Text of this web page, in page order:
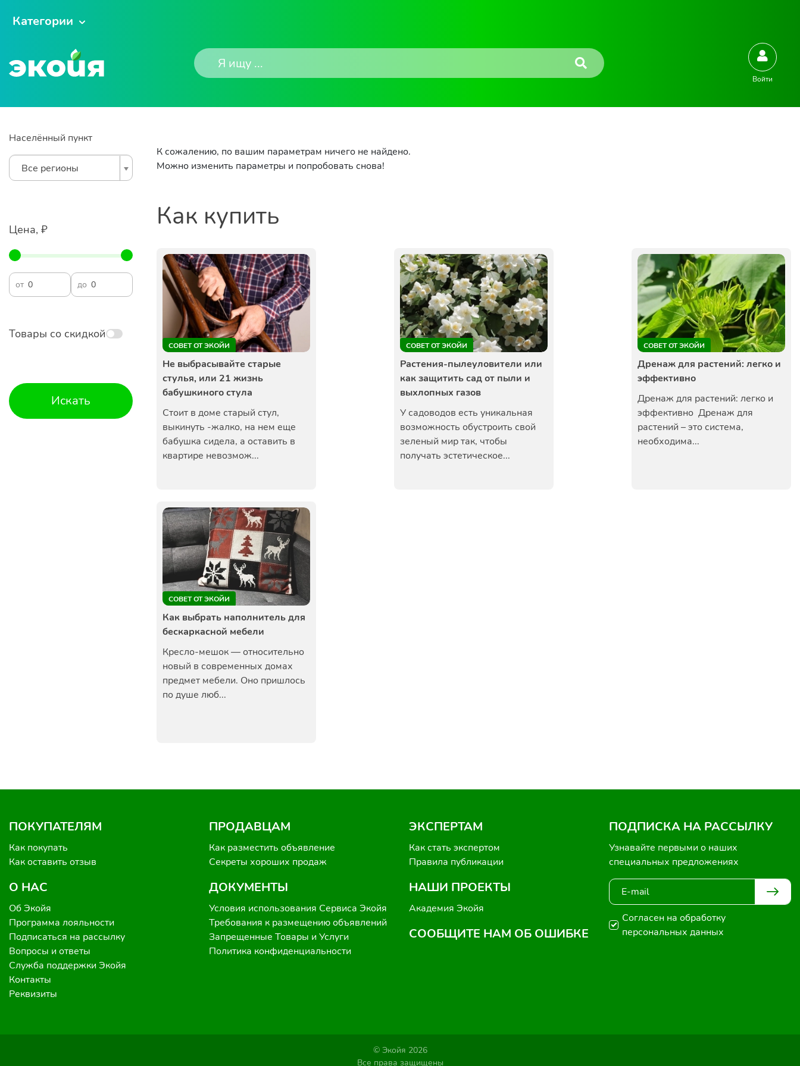
Категории
Войти
Населённый пункт
Все регионы
Цена, ₽
от до
Товары со скидкой
Искать
К сожалению, по вашим параметрам ничего не найдено.
Можно изменить параметры и попробовать снова!
Как купить
СОВЕТ ОТ ЭКОЙИ
Не выбрасывайте старые
стулья, или 21 жизнь
бабушкиного стула
Стоит в доме старый стул,
выкинуть -жалко, на нем еще
бабушка сидела, а оставить в
квартире невозмож...
СОВЕТ ОТ ЭКОЙИ
Растения-пылеуловители или
как защитить сад от пыли и
выхлопных газов
У садоводов есть уникальная
возможность обустроить свой
зеленый мир так, чтобы
получать эстетическое...
СОВЕТ ОТ ЭКОЙИ
Дренаж для растений: легко и
эффективно
Дренаж для растений: легко и
эффективно Дренаж для
растений – это система,
необходима...
СОВЕТ ОТ ЭКОЙИ
Как выбрать наполнитель для
бескаркасной мебели
Кресло-мешок — относительно
новый в современных домах
предмет мебели. Оно пришлось
по душе люб...
ПОКУПАТЕЛЯМ
Как покупать
Как оставить отзыв
О НАС
Об Экойя
Программа лояльности
Подписаться на рассылку
Вопросы и ответы
Служба поддержки Экойя
Контакты
Реквизиты
ПРОДАВЦАМ
Как разместить объявление
Секреты хороших продаж
ДОКУМЕНТЫ
Условия использования Сервиса Экойя
Требования к размещению объявлений
Запрещенные Товары и Услуги
Политика конфиденциальности
ЭКСПЕРТАМ
Как стать экспертом
Правила публикации
НАШИ ПРОЕКТЫ
Академия Экойя
СООБЩИТЕ НАМ ОБ ОШИБКЕ
ПОДПИСКА НА РАССЫЛКУ
Узнавайте первыми о наших
специальных предложениях
Согласен на обработку
персональных данных
© Экойя 2026
Все права защищены